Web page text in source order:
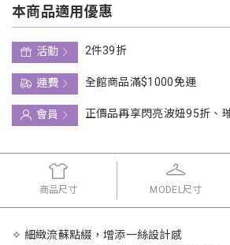
本商品適用優惠
活動
2件39折
運費
全館商品滿$1000免運
會員
正價品再享閃亮波妞95折、
商品尺寸 MODEL尺寸
✧ 細緻流蘇點綴，增添一絲設計感